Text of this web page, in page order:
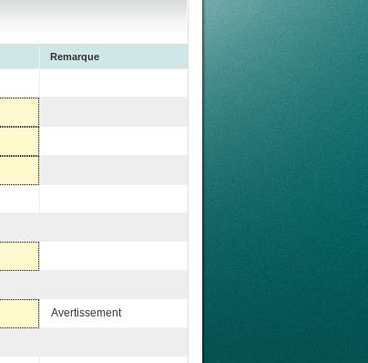
Remarque
Avertissement